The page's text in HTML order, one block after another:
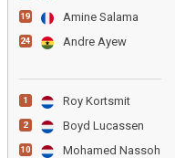
19 Amine Salama
24 Andre Ayew
1 Roy Kortsmit
2 Boyd Lucassen
10 Mohamed Nassoh